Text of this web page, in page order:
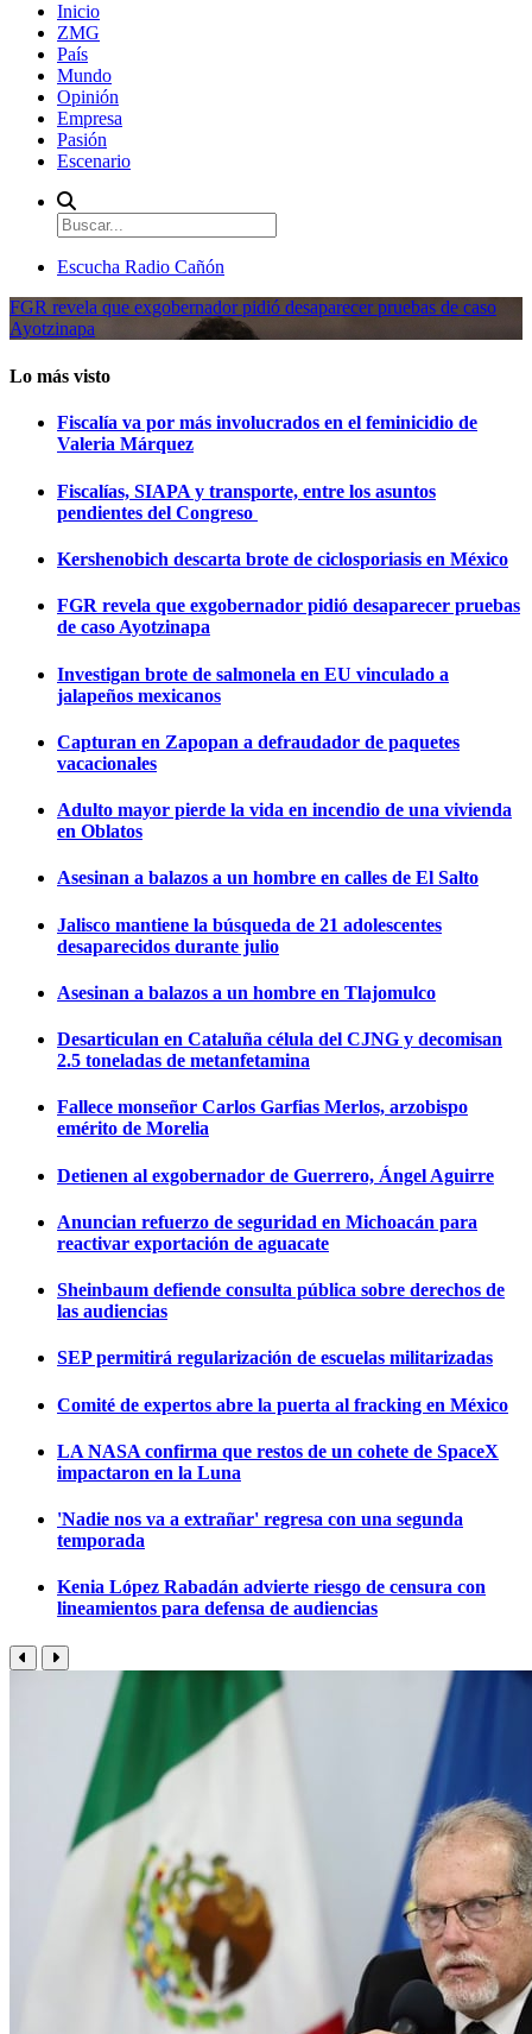
Inicio
ZMG
País
Mundo
Opinión
Empresa
Pasión
Escenario
Escucha Radio Cañón
FGR revela que exgobernador pidió desaparecer pruebas de caso
Ayotzinapa
Lo más visto
Fiscalía va por más involucrados en el feminicidio de
Valeria Márquez
Fiscalías, SIAPA y transporte, entre los asuntos
pendientes del Congreso
Kershenobich descarta brote de ciclosporiasis en México
FGR revela que exgobernador pidió desaparecer pruebas
de caso Ayotzinapa
Investigan brote de salmonela en EU vinculado a
jalapeños mexicanos
Capturan en Zapopan a defraudador de paquetes
vacacionales
Adulto mayor pierde la vida en incendio de una vivienda
en Oblatos
Asesinan a balazos a un hombre en calles de El Salto
Jalisco mantiene la búsqueda de 21 adolescentes
desaparecidos durante julio
Asesinan a balazos a un hombre en Tlajomulco
Desarticulan en Cataluña célula del CJNG y decomisan
2.5 toneladas de metanfetamina
Fallece monseñor Carlos Garfias Merlos, arzobispo
emérito de Morelia
Detienen al exgobernador de Guerrero, Ángel Aguirre
Anuncian refuerzo de seguridad en Michoacán para
reactivar exportación de aguacate
Sheinbaum defiende consulta pública sobre derechos de
las audiencias
SEP permitirá regularización de escuelas militarizadas
Comité de expertos abre la puerta al fracking en México
LA NASA confirma que restos de un cohete de SpaceX
impactaron en la Luna
'Nadie nos va a extrañar' regresa con una segunda
temporada
Kenia López Rabadán advierte riesgo de censura con
lineamientos para defensa de audiencias